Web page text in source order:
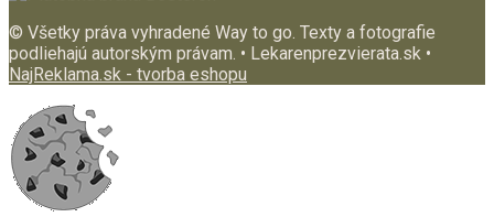
© Všetky práva vyhradené Way to go. Texty a fotografie
podliehajú autorským právam. • Lekarenprezvierata.sk •
NajReklama.sk - tvorba eshopu